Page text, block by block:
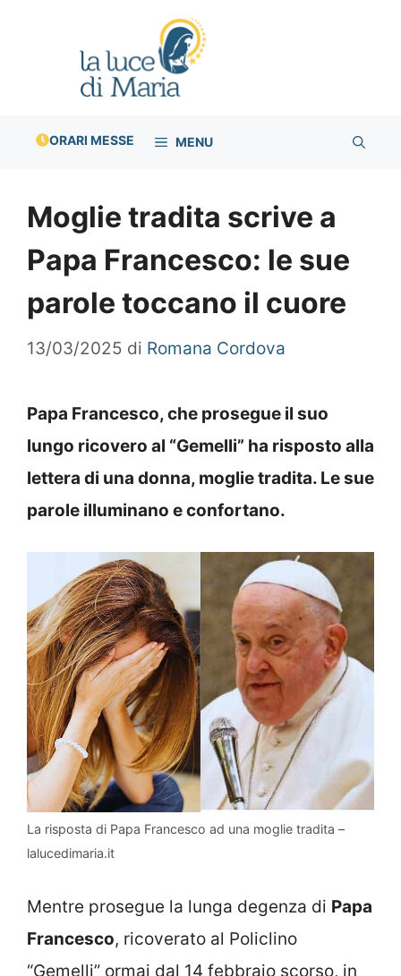
ORARI MESSE MENU
Moglie tradita scrive a
Papa Francesco: le sue
parole toccano il cuore
13/03/2025 di Romana Cordova
Papa Francesco, che prosegue il suo
lungo ricovero al “Gemelli” ha risposto alla
lettera di una donna, moglie tradita. Le sue
parole illuminano e confortano.
La risposta di Papa Francesco ad una moglie tradita –
lalucedimaria.it
Mentre prosegue la lunga degenza di Papa
Francesco, ricoverato al Policlino
“Gemelli” ormai dal 14 febbraio scorso, in